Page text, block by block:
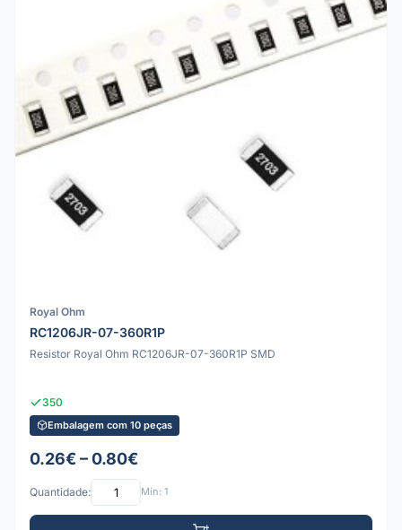
Royal Ohm
RC1206JR-07-360R1P
Resistor Royal Ohm RC1206JR-07-360R1P SMD
350
Embalagem com 10 peças
0.26€ – 0.80€
Quantidade: Mín: 1